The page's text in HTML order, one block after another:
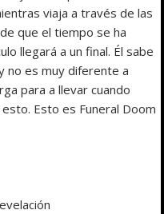
viaja a través de las
que el tiempo se ha
llegará a un final. Él sabe
no es muy diferente a
para a llevar cuando
Esto es Funeral Doom